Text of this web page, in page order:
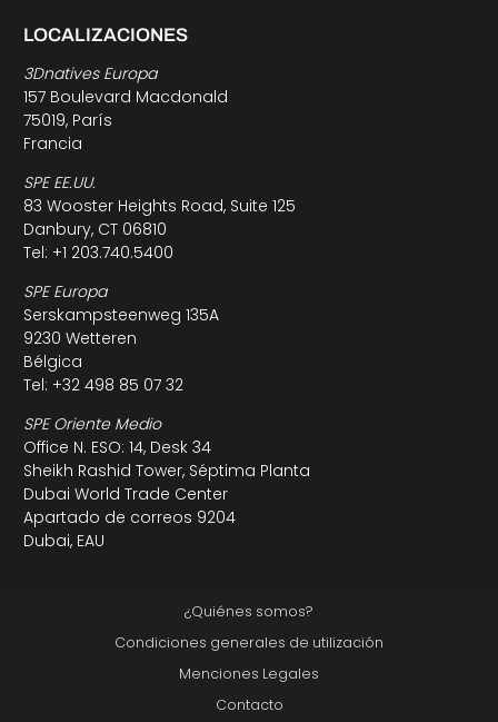
LOCALIZACIONES
3Dnatives Europa
157 Boulevard Macdonald
75019, París
Francia
SPE EE.UU.
83 Wooster Heights Road, Suite 125
Danbury, CT 06810
Tel: +1 203.740.5400
SPE Europa
Serskampsteenweg 135A
9230 Wetteren
Bélgica
Tel: +32 498 85 07 32
SPE Oriente Medio
Office N. ESO: 14, Desk 34
Sheikh Rashid Tower, Séptima Planta
Dubai World Trade Center
Apartado de correos 9204
Dubai, EAU
¿Quiénes somos?
Condiciones generales de utilización
Menciones Legales
Contacto